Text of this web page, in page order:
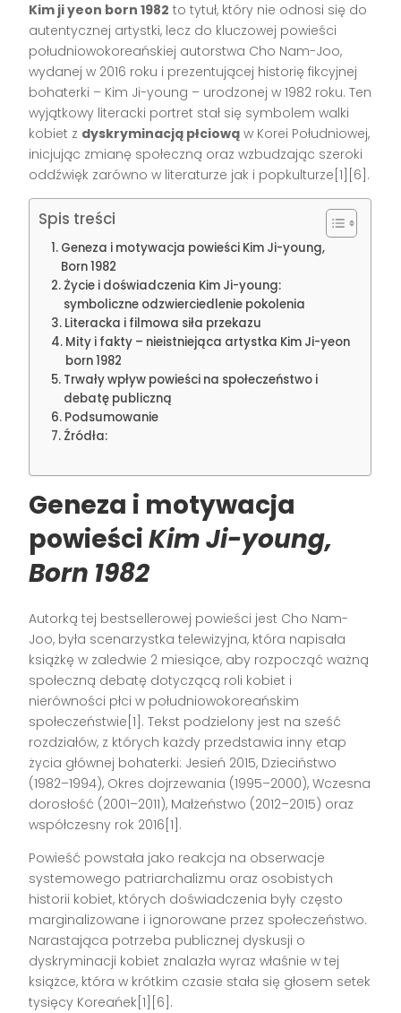
Kim ji yeon born 1982 to tytuł, który nie odnosi się do
autentycznej artystki, lecz do kluczowej powieści
południowokoreańskiej autorstwa Cho Nam-Joo,
wydanej w 2016 roku i prezentującej historię fikcyjnej
bohaterki – Kim Ji-young – urodzonej w 1982 roku. Ten
wyjątkowy literacki portret stał się symbolem walki
kobiet z dyskryminacją płciową w Korei Południowej,
inicjując zmianę społeczną oraz wzbudzając szeroki
oddźwięk zarówno w literaturze jak i popkulturze[1][6].
Spis treści
Geneza i motywacja powieści Kim Ji-young,
Born 1982
Życie i doświadczenia Kim Ji-young:
symboliczne odzwierciedlenie pokolenia
Literacka i filmowa siła przekazu
Mity i fakty – nieistniejąca artystka Kim Ji-yeon
born 1982
Trwały wpływ powieści na społeczeństwo i
debatę publiczną
Podsumowanie
Źródła:
Geneza i motywacja
powieściKim Ji-young,
Born 1982
Autorką tej bestsellerowej powieści jest Cho Nam-
Joo, była scenarzystka telewizyjna, która napisała
książkę w zaledwie 2 miesiące, aby rozpocząć ważną
społeczną debatę dotyczącą roli kobiet i
nierówności płci w południowokoreańskim
społeczeństwie[1]. Tekst podzielony jest na sześć
rozdziałów, z których każdy przedstawia inny etap
życia głównej bohaterki: Jesień 2015, Dzieciństwo
(1982–1994), Okres dojrzewania (1995–2000), Wczesna
dorosłość (2001–2011), Małżeństwo (2012–2015) oraz
współczesny rok 2016[1].
Powieść powstała jako reakcja na obserwacje
systemowego patriarchalizmu oraz osobistych
historii kobiet, których doświadczenia były często
marginalizowane i ignorowane przez społeczeństwo.
Narastająca potrzeba publicznej dyskusji o
dyskryminacji kobiet znalazła wyraz właśnie w tej
książce, która w krótkim czasie stała się głosem setek
tysięcy Koreańek[1][6].